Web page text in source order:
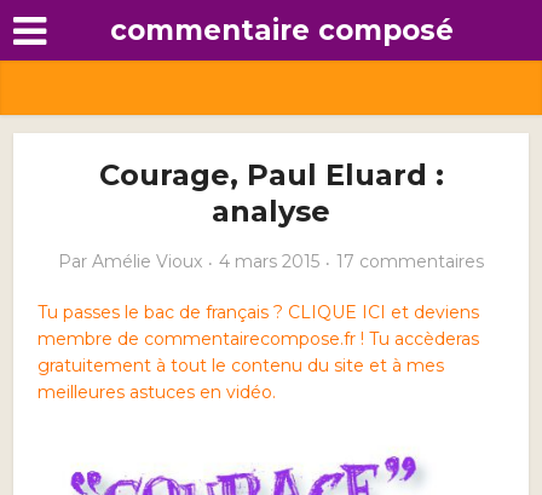
commentaire composé
Courage, Paul Eluard :
analyse
Par Amélie Vioux 4 mars 2015 17 commentaires
Tu passes le bac de français ? CLIQUE ICI et deviens
membre de commentairecompose.fr ! Tu accèderas
gratuitement à tout le contenu du site et à mes
meilleures astuces en vidéo.